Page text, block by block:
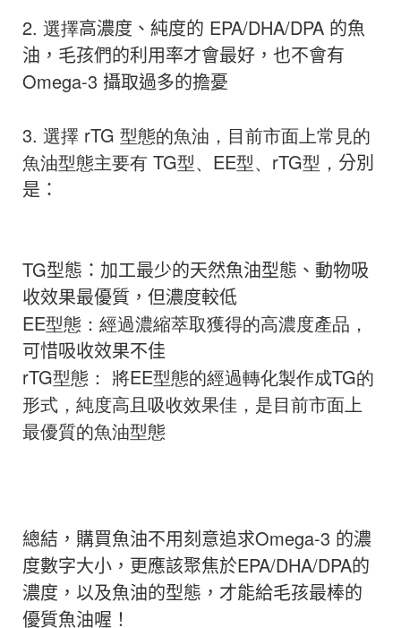
2. 選擇高濃度、純度的 EPA/DHA/DPA 的魚
油，毛孩們的利用率才會最好，也不會有
Omega-3 攝取過多的擔憂
3. 選擇 rTG 型態的魚油，目前市面上常見的
魚油型態主要有 TG型、EE型、rTG型 ， 分別
是：
TG型態：加工最少的天然魚油型態、動物吸
收效果最優質，但濃度較低
EE型態：經過濃縮萃取獲得的高濃度產品 ，
可惜吸收效果不佳
rTG型態 ： 將EE型態的經過轉化製作成TG的
形式，純度高且吸收效果佳，是目前市面上
最優質的魚油型態
總結 ， 購買魚油不用刻意追求Omega-3 的濃
度數字大小 ， 更應該聚焦於EPA/DHA/DPA的
濃度，以及魚油的型態，才能給毛孩最棒的
優質魚油喔！